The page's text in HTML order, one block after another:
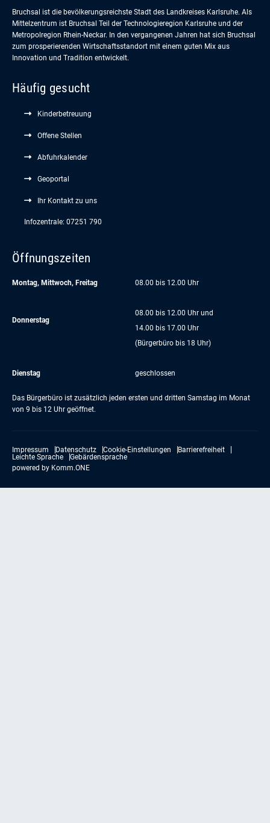
Bruchsal ist die bevölkerungsreichste Stadt des Landkreises Karlsruhe. Als
Mittelzentrum ist Bruchsal Teil der Technologieregion Karlsruhe und der
Metropolregion Rhein-Neckar. In den vergangenen Jahren hat sich Bruchsal
zum prosperierenden Wirtschaftsstandort mit einem guten Mix aus
Innovation und Tradition entwickelt.
Häufig gesucht
Kinderbetreuung
Offene Stellen
Abfuhrkalender
Geoportal
Ihr Kontakt zu uns
Infozentrale: 07251 790
Öffnungszeiten
Montag, Mittwoch, Freitag 08.00 bis 12.00 Uhr
Donnerstag
08.00 bis 12.00 Uhr und
14.00 bis 17.00 Uhr
(Bürgerbüro bis 18 Uhr)
Dienstag geschlossen
Das Bürgerbüro ist zusätzlich jeden ersten und dritten Samstag im Monat
von 9 bis 12 Uhr geöffnet.
Impressum Datenschutz Cookie-Einstellungen
Barrierefreiheit
Leichte Sprache
Gebärdensprache
powered by Komm.ONE